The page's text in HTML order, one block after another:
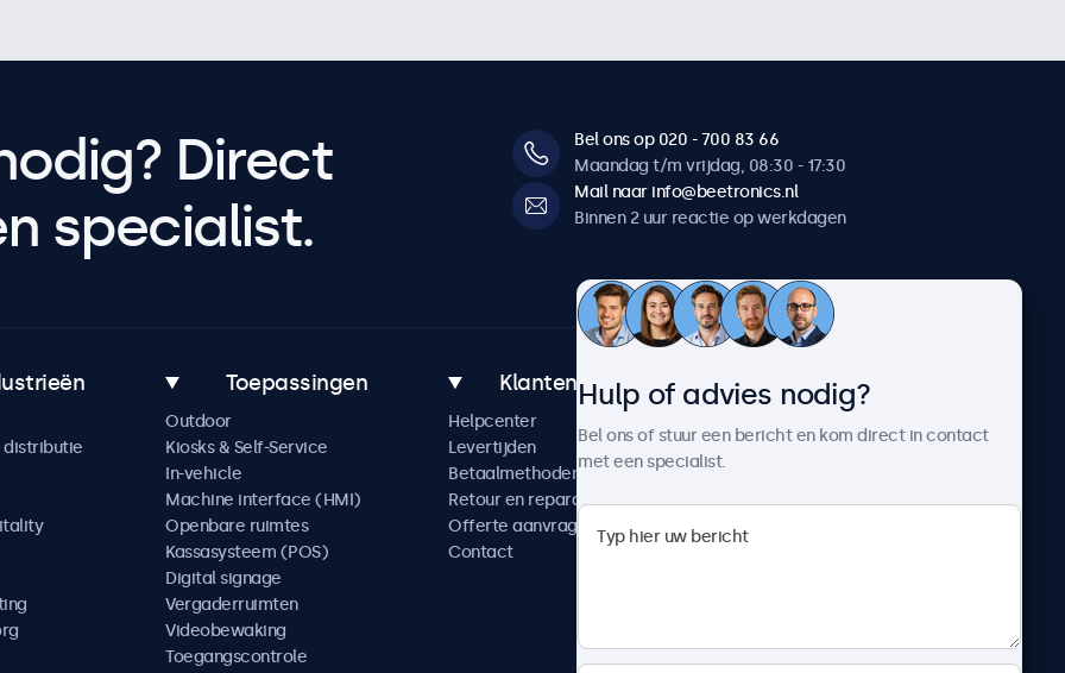
Direct
specialist.
Bel ons op 020 - 700 83 66
Maandag t/m vrijdag, 08:30 - 17:30
Mail naar info@beetronics.nl
Binnen 2 uur reactie op werkdagen
distributie
Toepassingen
Outdoor
Kiosks & Self-Service
In-vehicle
Machine interface (HMI)
Openbare ruimtes
Kassasysteem (POS)
Digital signage
Vergaderruimten
Videobewaking
Toegangscontrole
Klantenservice
Helpcenter
Levertijden
Betaalmethoden
Retour en reparatie
Offerte aanvragen
Contact
Over Beetronics
Nieuws en updates
Werken bij Beetronics
Algemene voorwaarden
Hulp of advies nodig?
Bel ons of stuur een bericht en kom direct in contact
met een specialist.